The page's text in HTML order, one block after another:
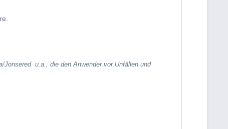
Jonsered u.a., die den Anwender vor Unfällen und